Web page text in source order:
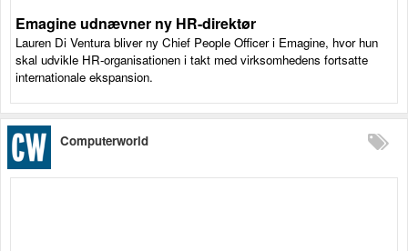
Emagine udnævner ny HR-direktør
Lauren Di Ventura bliver ny Chief People Officer i Emagine, hvor hun
skal udvikle HR-organisationen i takt med virksomhedens fortsatte
internationale ekspansion.
Computerworld